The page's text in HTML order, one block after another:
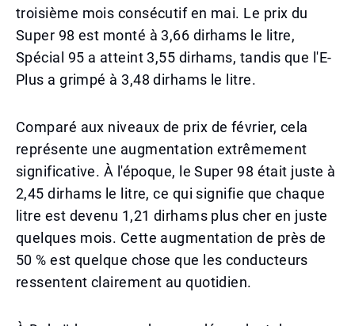
troisième mois consécutif en mai. Le prix du
Super 98 est monté à 3,66 dirhams le litre,
Spécial 95 a atteint 3,55 dirhams, tandis que l'E-
Plus a grimpé à 3,48 dirhams le litre.
Comparé aux niveaux de prix de février, cela
représente une augmentation extrêmement
significative. À l'époque, le Super 98 était juste à
2,45 dirhams le litre, ce qui signifie que chaque
litre est devenu 1,21 dirhams plus cher en juste
quelques mois. Cette augmentation de près de
50 % est quelque chose que les conducteurs
ressentent clairement au quotidien.